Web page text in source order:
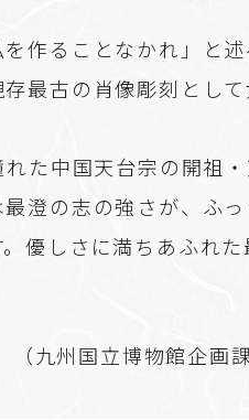
作ることなかれ」と
最古の肖像彫刻として
た中国天台宗の開祖
澄の志の強さが、ふ
優しさに満ちあふれ
（九州国立博物館企画